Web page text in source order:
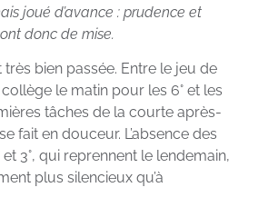
joué d’avance : prudence et
donc de mise.
très bien passée. Entre le jeu de
le matin pour les 6° et les
tâches de la courte après-
fait en douceur. L’absence des
et 3°, qui reprennent le lendemain,
plus silencieux qu’à